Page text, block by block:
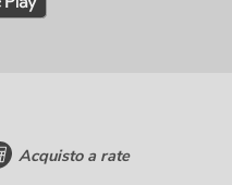
Acquisto a rate